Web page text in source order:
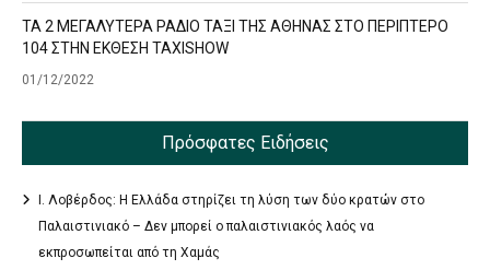
ΤΑ 2 ΜΕΓΑΛΥΤΕΡΑ ΡΑΔΙΟ ΤΑΞΙ ΤΗΣ ΑΘΗΝΑΣ ΣΤΟ ΠΕΡΙΠΤΕΡΟ
104 ΣΤΗΝ ΕΚΘΕΣΗ TAXISHOW
01/12/2022
Πρόσφατες Ειδήσεις
Ι. Λοβέρδος: Η Ελλάδα στηρίζει τη λύση των δύο κρατών στο
Παλαιστινιακό – Δεν μπορεί ο παλαιστινιακός λαός να
εκπροσωπείται από τη Χαμάς